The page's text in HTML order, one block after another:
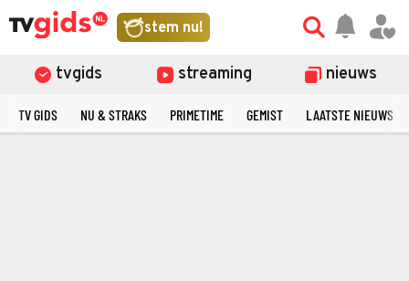
stem nu!
tvgids streaming nieuws
TV GIDS NU & STRAKS PRIMETIME GEMIST LAATSTE NIEUWS